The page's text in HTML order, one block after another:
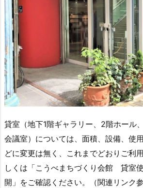
貸室（地下1階ギャラリー、2階ホール
会議室）については、面積、設備、使
どに変更は無く、これまでどおりご利
しくは「こうべまちづくり会館 貸室
開」をご確認ください。（関連リンク参